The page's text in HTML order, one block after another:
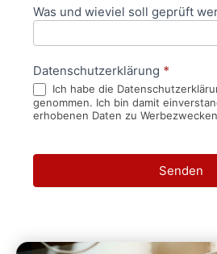
Was und wieviel soll geprüft
Datenschutzerklärung *
Ich habe die
genommen. Ich bin damit
erhobenen Daten zu
Senden